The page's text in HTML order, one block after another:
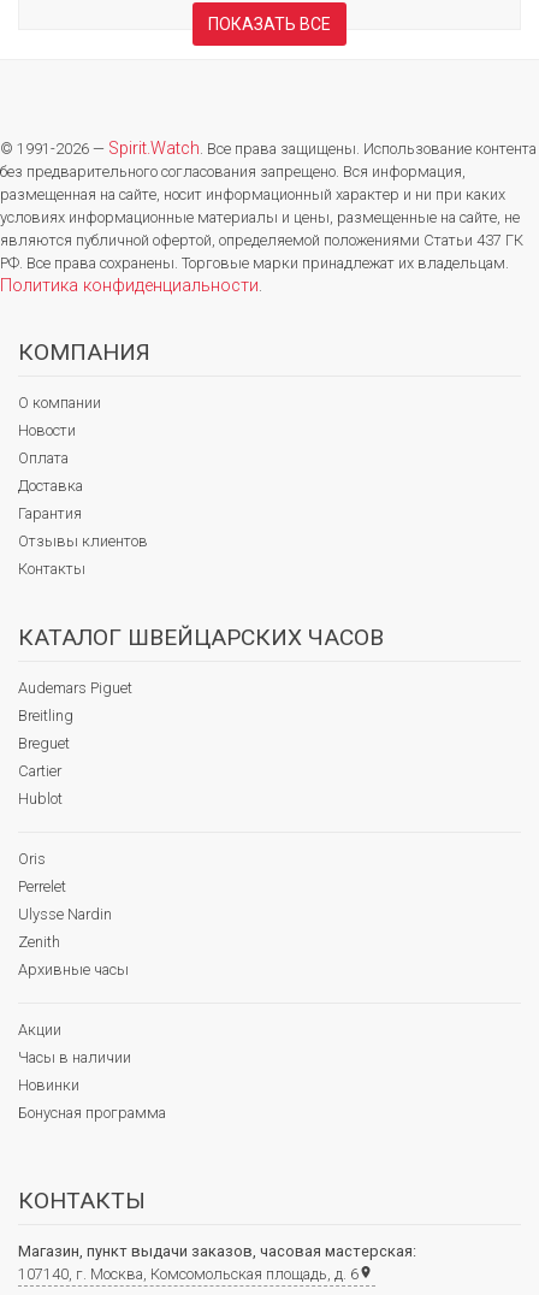
ПОКАЗАТЬ ВСЕ
© 1991-2026 — Spirit.Watch. Все права защищены. Использование контента
без предварительного согласования запрещено. Вся информация,
размещенная на сайте, носит информационный характер и ни при каких
условиях информационные материалы и цены, размещенные на сайте, не
являются публичной офертой, определяемой положениями Статьи 437 ГК
РФ. Все права сохранены. Торговые марки принадлежат их владельцам.
Политика конфиденциальности.
КОМПАНИЯ
О компании
Новости
Оплата
Доставка
Гарантия
Отзывы клиентов
Контакты
КАТАЛОГ ШВЕЙЦАРСКИХ ЧАСОВ
Audemars Piguet
Breitling
Breguet
Cartier
Hublot
Oris
Perrelet
Ulysse Nardin
Zenith
Архивные часы
Акции
Часы в наличии
Новинки
Бонусная программа
КОНТАКТЫ
Магазин, пункт выдачи заказов, часовая мастерская:
107140, г. Москва, Комсомольская площадь, д. 6place